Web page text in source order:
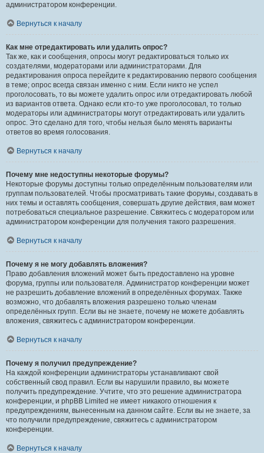
администратором конференции.
Вернуться к началу
Как мне отредактировать или удалить опрос?
Так же, как и сообщения, опросы могут редактироваться только их
создателями, модераторами или администраторами. Для
редактирования опроса перейдите к редактированию первого сообщения
в теме; опрос всегда связан именно с ним. Если никто не успел
проголосовать, то вы можете удалить опрос или отредактировать любой
из вариантов ответа. Однако если кто-то уже проголосовал, то только
модераторы или администраторы могут отредактировать или удалить
опрос. Это сделано для того, чтобы нельзя было менять варианты
ответов во время голосования.
Вернуться к началу
Почему мне недоступны некоторые форумы?
Некоторые форумы доступны только определённым пользователям или
группам пользователей. Чтобы просматривать такие форумы, создавать в
них темы и оставлять сообщения, совершать другие действия, вам может
потребоваться специальное разрешение. Свяжитесь с модератором или
администратором конференции для получения такого разрешения.
Вернуться к началу
Почему я не могу добавлять вложения?
Право добавления вложений может быть предоставлено на уровне
форума, группы или пользователя. Администратор конференции может
не разрешить добавление вложений в определённых форумах. Также
возможно, что добавлять вложения разрешено только членам
определённых групп. Если вы не знаете, почему не можете добавлять
вложения, свяжитесь с администратором конференции.
Вернуться к началу
Почему я получил предупреждение?
На каждой конференции администраторы устанавливают свой
собственный свод правил. Если вы нарушили правило, вы можете
получить предупреждение. Учтите, что это решение администратора
конференции, и phpBB Limited не имеет никакого отношения к
предупреждениям, вынесенным на данном сайте. Если вы не знаете, за
что получили предупреждение, свяжитесь с администратором
конференции.
Вернуться к началу